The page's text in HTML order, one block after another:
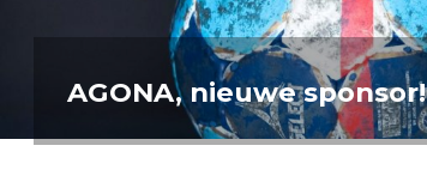
AGONA, nieuwe sponsor!